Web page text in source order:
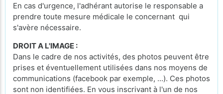
En cas d'urgence, l'adhérant autorise le responsable a
prendre toute mesure médicale le concernant qui
s'avère nécessaire.
DROIT A L'IMAGE :
Dans le cadre de nos activités, des photos peuvent être
prises et éventuellement utilisées dans nos moyens de
communications (facebook par exemple, ...). Ces photos
sont non identifiées. En vous inscrivant à l'un de nos